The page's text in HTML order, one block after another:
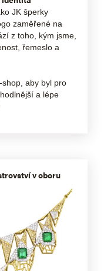
JK šperky
zaměřené na
z toho, kým jsme,
řemeslo a
aby byl pro
a lépe
v oboru